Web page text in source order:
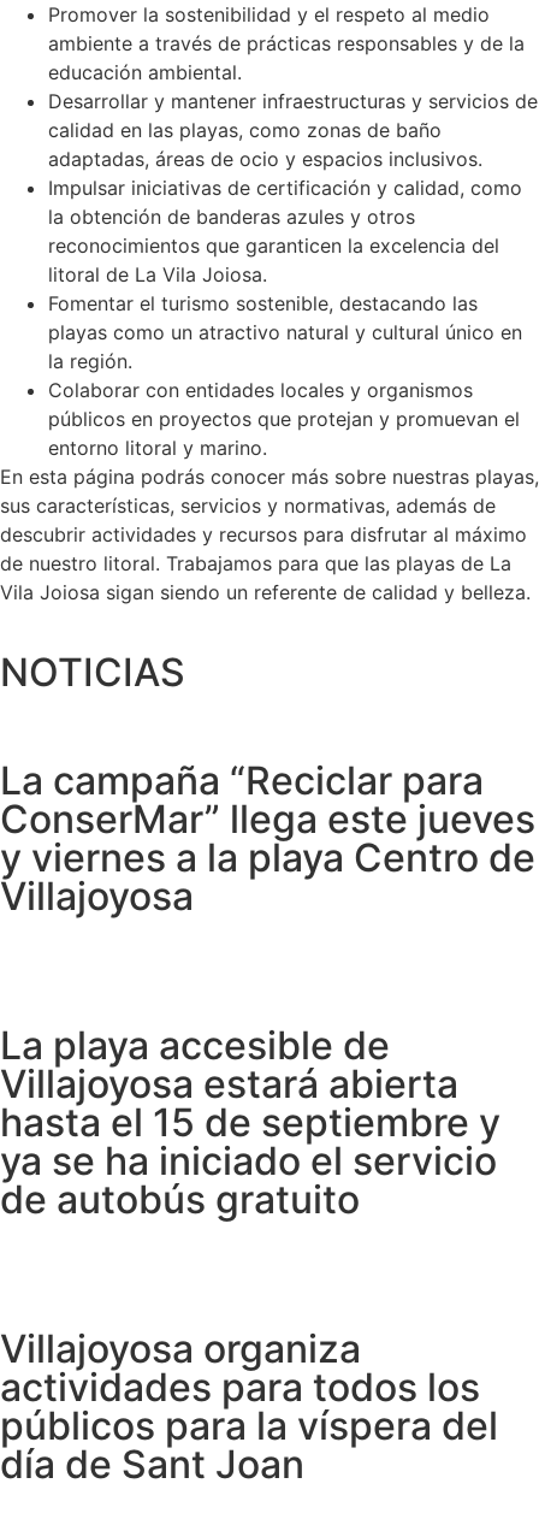
Promover la sostenibilidad y el respeto al medio
ambiente a través de prácticas responsables y de la
educación ambiental.
Desarrollar y mantener infraestructuras y servicios de
calidad en las playas, como zonas de baño
adaptadas, áreas de ocio y espacios inclusivos.
Impulsar iniciativas de certificación y calidad, como
la obtención de banderas azules y otros
reconocimientos que garanticen la excelencia del
litoral de La Vila Joiosa.
Fomentar el turismo sostenible, destacando las
playas como un atractivo natural y cultural único en
la región.
Colaborar con entidades locales y organismos
públicos en proyectos que protejan y promuevan el
entorno litoral y marino.
En esta página podrás conocer más sobre nuestras playas,
sus características, servicios y normativas, además de
descubrir actividades y recursos para disfrutar al máximo
de nuestro litoral. Trabajamos para que las playas de La
Vila Joiosa sigan siendo un referente de calidad y belleza.
NOTICIAS
La campaña “Reciclar para
ConserMar” llega este jueves
y viernes a la playa Centro de
Villajoyosa
La playa accesible de
Villajoyosa estará abierta
hasta el 15 de septiembre y
ya se ha iniciado el servicio
de autobús gratuito
Villajoyosa organiza
actividades para todos los
públicos para la víspera del
día de Sant Joan